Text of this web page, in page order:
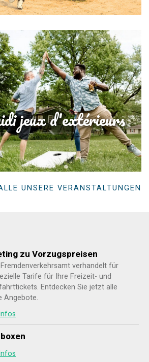
jeux d'extérieurs
UNSERE VERANSTALTUNGEN
zu Vorzugspreisen
verhandelt für
Tarife für Ihre Freizeit- und
Entdecken Sie jetzt alle
Angebote.